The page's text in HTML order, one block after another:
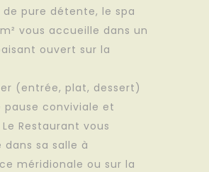
pure détente, le spa
vous accueille dans un
ouvert sur la
(entrée, plat, dessert)
pause conviviale et
Restaurant vous
dans sa salle à
méridionale ou sur la